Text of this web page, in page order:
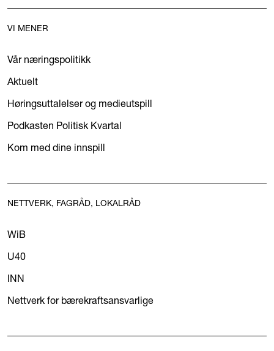
VI MENER
Vår næringspolitikk
Aktuelt
Høringsuttalelser og medieutspill
Podkasten Politisk Kvartal
Kom med dine innspill
NETTVERK, FAGRÅD, LOKALRÅD
WiB
U40
INN
Nettverk for bærekraftsansvarlige